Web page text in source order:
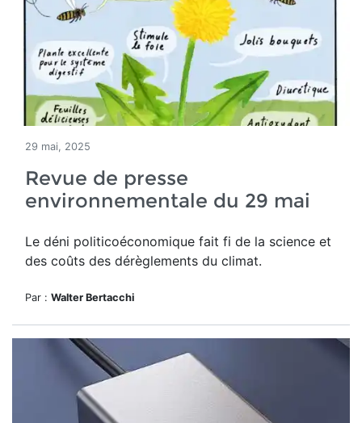
29 mai, 2025
Revue de presse
environnementale du 29 mai
Le déni politicoéconomique fait fi de la science et
des coûts des dérèglements du climat.
Par : Walter Bertacchi